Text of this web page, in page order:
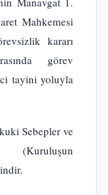
Mahkemesi
kararı
görev
tayini yoluyla
Sebepler ve